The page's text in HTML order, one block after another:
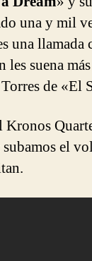
una y mil
una
les suena
de «El
el